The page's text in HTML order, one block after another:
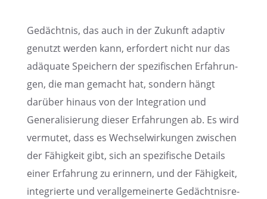
Gedächt­nis, das auch in der Zukunft adaptiv
genutzt werden kann, erfor­dert nicht nur das
adäquate Speichern der spezi­fi­schen Erfah­run­
gen, die man gemacht hat, sondern hängt
darüber hinaus von der Integra­tion und
Genera­li­sie­rung dieser Erfah­run­gen ab. Es wird
vermu­tet, dass es Wechsel­wir­kun­gen zwischen
der Fähig­keit gibt, sich an spezi­fi­sche Details
einer Erfah­rung zu erinnern, und der Fähig­keit,
integrierte und verall­ge­mei­nerte Gedächt­nis­re­